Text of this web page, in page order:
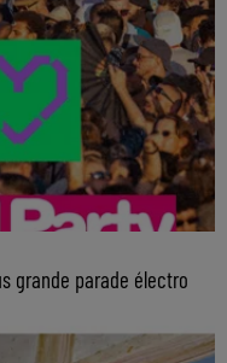
grande parade électro